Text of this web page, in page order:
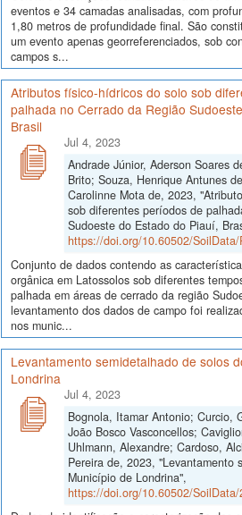
eventos e 34 camadas analisadas, com
1,80 metros de profundidade final. São
um evento apenas georreferenciados, sob
campos s...
Atributos físico-hídricos do solo sob
palhada no Cerrado da Região
Brasil
Jul 4, 2023
Andrade Júnior, Aderson Soares
Brito; Souza, Henrique Antunes
Carolinne Mota de, 2023,
sob diferentes períodos de
Sudoeste do Estado do Piauí,
https://doi.org/10.60502/SoilData/
Conjunto de dados contendo as
orgânica em Latossolos sob diferentes
palhada em áreas de cerrado da região
levantamento dos dados de campo foi
nos munic...
Levantamento semidetalhado de solos
Londrina
Jul 4, 2023
Bognola, Itamar Antonio; Curcio,
João Bosco Vasconcellos;
Uhlmann, Alexandre; Cardoso,
Pereira de, 2023, "Levantamento
Município de Londrina",
https://doi.org/10.60502/